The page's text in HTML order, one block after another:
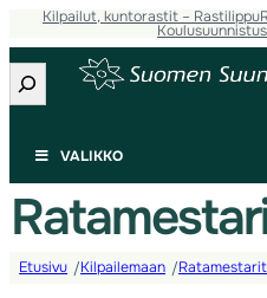
Kilpailut, kuntorastit – Rastilippu
Koulusuunnistus
Etsi
VALIKKO
Etusivu /Kilpailemaan /